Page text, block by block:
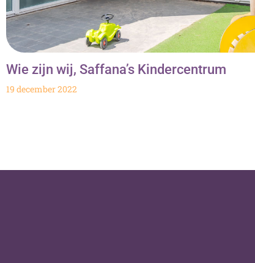
Wie zijn wij, Saffana’s Kindercentrum
19 december 2022